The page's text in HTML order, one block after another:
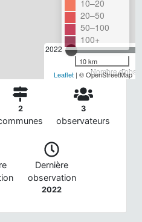
2022
Nombre
10–20
20–50
50–100
100+
10 km
Leaflet | © OpenStreetMap
2 3
observateurs
Dernière
observation
2022